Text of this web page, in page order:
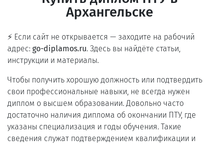
Архангельске
⚡ Если сайт не открывается — заходите на рабочий
адрес: go-diplamos.ru. Здесь вы найдёте статьи,
инструкции и материалы.
Чтобы получить хорошую должность или подтвердить
свои профессиональные навыки, не всегда нужен
диплом о высшем образовании. Довольно часто
достаточно наличия диплома об окончании ПТУ, где
указаны специализация и годы обучения. Такие
сведения служат подтверждением квалификации и